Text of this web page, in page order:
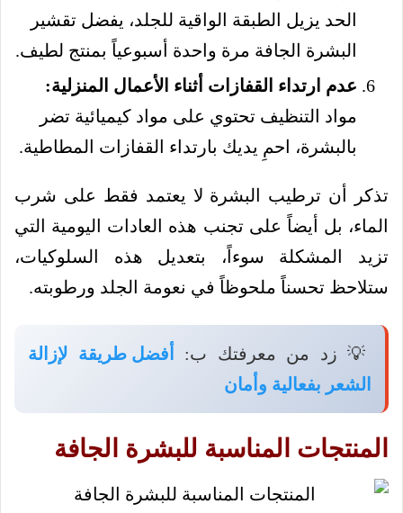
الحد يزيل الطبقة الواقية للجلد، يفضل تقشير
البشرة الجافة مرة واحدة أسبوعياً بمنتج لطيف.
عدم ارتداء القفازات أثناء الأعمال المنزلية:
مواد التنظيف تحتوي على مواد كيميائية تضر
بالبشرة، احمِ يديك بارتداء القفازات المطاطية.
تذكر أن ترطيب البشرة لا يعتمد فقط على شرب
الماء، بل أيضاً على تجنب هذه العادات اليومية التي
تزيد المشكلة سوءاً، بتعديل هذه السلوكيات،
ستلاحظ تحسناً ملحوظاً في نعومة الجلد ورطوبته.
💡 زد من معرفتك ب:
أفضل طريقة لإزالة
الشعر بفعالية وأمان
المنتجات المناسبة للبشرة الجافة